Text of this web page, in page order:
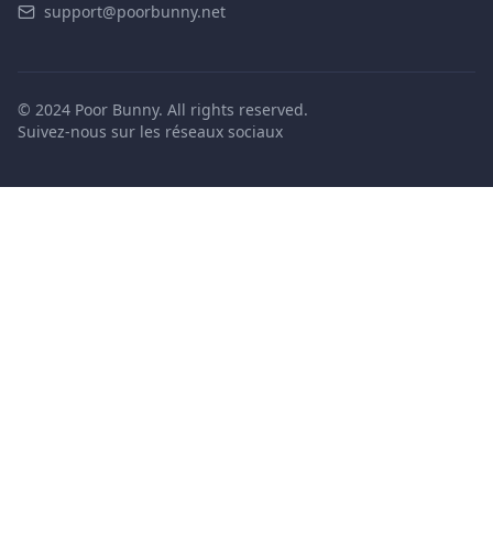
support@poorbunny.net
© 2024 Poor Bunny. All rights reserved.
Suivez-nous sur les réseaux sociaux